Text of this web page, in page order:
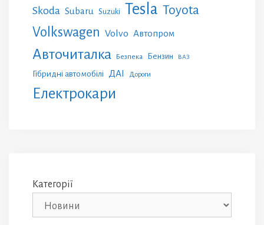
Skoda Subaru Suzuki Tesla Toyota
Volkswagen Volvo Автопром
Авточиталка Безпека Бензин ВАЗ
Гібридні автомобілі ДАІ Дороги
Електрокари
Категорії